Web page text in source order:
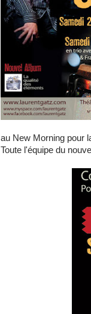
au New Morning pour
Toute l'équipe du